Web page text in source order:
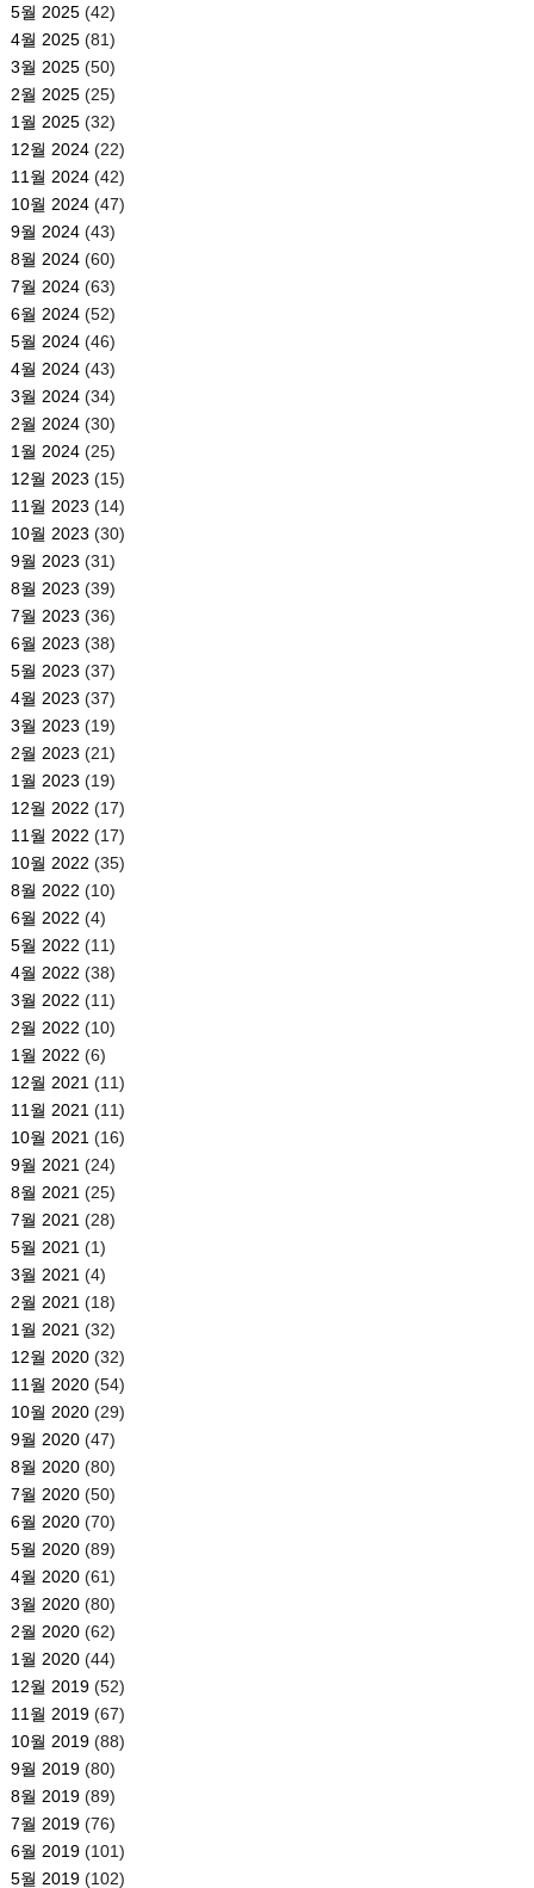
5월 2025(42)
4월 2025(81)
3월 2025(50)
2월 2025(25)
1월 2025(32)
12월 2024(22)
11월 2024(42)
10월 2024(47)
9월 2024(43)
8월 2024(60)
7월 2024(63)
6월 2024(52)
5월 2024(46)
4월 2024(43)
3월 2024(34)
2월 2024(30)
1월 2024(25)
12월 2023 (15)
11월 2023 (14)
10월 2023 (30)
9월 2023 (31)
8월 2023 (39)
7월 2023 (36)
6월 2023 (38)
5월 2023 (37)
4월 2023 (37)
3월 2023 (19)
2월 2023 (21)
1월 2023 (19)
12월 2022 (17)
11월 2022 (17)
10월 2022 (35)
8월 2022 (10)
6월 2022 (4)
5월 2022 (11)
4월 2022 (38)
3월 2022 (11)
2월 2022 (10)
1월 2022 (6)
12월 2021 (11)
11월 2021 (11)
10월 2021 (16)
9월 2021 (24)
8월 2021 (25)
7월 2021 (28)
5월 2021 (1)
3월 2021 (4)
2월 2021 (18)
1월 2021 (32)
12월 2020(32)
11월 2020(54)
10월 2020(29)
9월 2020(47)
8월 2020(80)
7월 2020(50)
6월 2020(70)
5월 2020(89)
4월 2020(61)
3월 2020(80)
2월 2020(62)
1월 2020(44)
12월 2019(52)
11월 2019(67)
10월 2019(88)
9월 2019(80)
8월 2019(89)
7월 2019(76)
6월 2019(101)
5월 2019(102)